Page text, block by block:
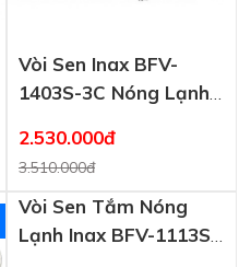
Vòi Sen Inax BFV-
1403S-3C Nóng Lạnh
2.530.000đ
3.510.000đ
Vòi Sen Tắm Nóng
Lạnh Inax BFV-1113S-